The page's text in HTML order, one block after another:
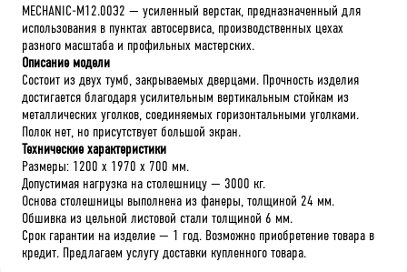
MECHANIC-М12.00Э2 — усиленный верстак, предназначенный для
использования в пунктах автосервиса, производственных цехах
разного масштаба и профильных мастерских.
Описание модели
Состоит из двух тумб, закрываемых дверцами. Прочность изделия
достигается благодаря усилительным вертикальным стойкам из
металлических уголков, соединяемых горизонтальными уголками.
Полок нет, но присутствует большой экран.
Технические характеристики
Размеры: 1200 х 1970 х 700 мм.
Допустимая нагрузка на столешницу — 3000 кг.
Основа столешницы выполнена из фанеры, толщиной 24 мм.
Обшивка из цельной листовой стали толщиной 6 мм.
Срок гарантии на изделие — 1 год. Возможно приобретение товара в
кредит. Предлагаем услугу доставки купленного товара.